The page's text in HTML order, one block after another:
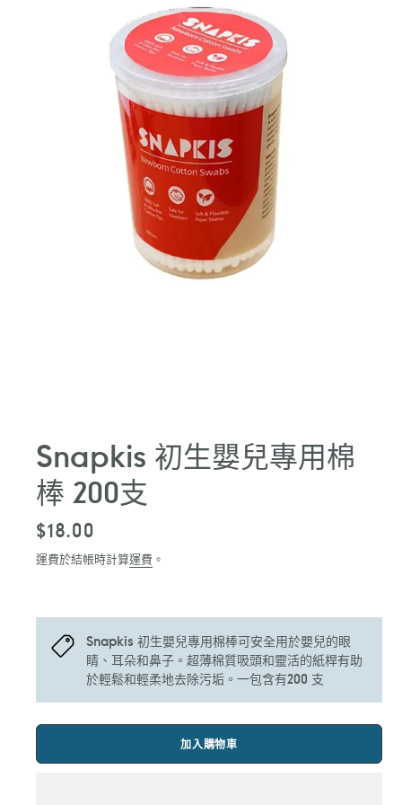
Snapkis 初生嬰兒專用棉
棒 200支
定
價
$18.00
運費於結帳時計算運費 。
Snapkis 初生嬰兒專用棉棒可安全用於嬰兒的眼
睛、耳朵和鼻子。超薄棉質吸頭和靈活的紙桿有助
於輕鬆和輕柔地去除污垢。一包含有200 支
加入購物車